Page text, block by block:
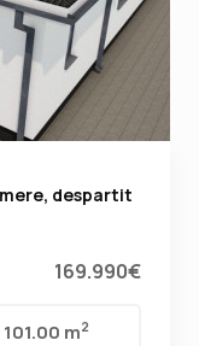
despartit
169.990€
101.00 m2